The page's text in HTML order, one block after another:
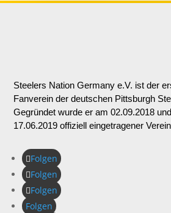
Steelers Nation Germany e.V. ist der
Fanverein der deutschen Pittsburgh
Gegründet wurde er am 02.09.2018
17.06.2019 offiziell eingetragener
Folgen
Folgen
Folgen
Folgen